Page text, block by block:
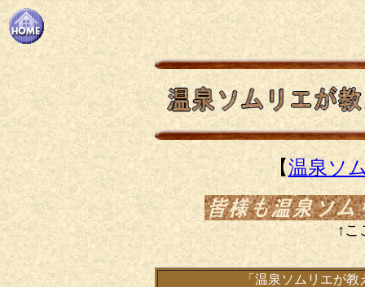
【温泉ソ
↑こ
「温泉ソムリエが